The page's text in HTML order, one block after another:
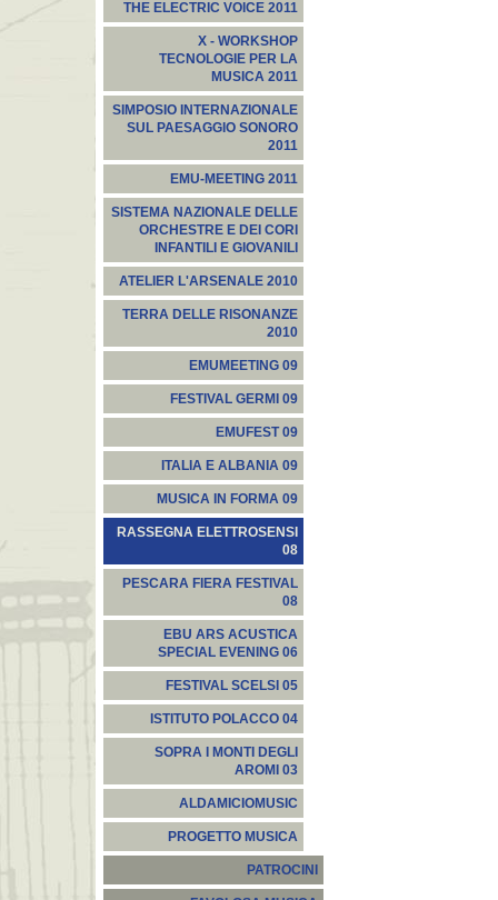
THE ELECTRIC VOICE 2011
X - WORKSHOP
TECNOLOGIE PER LA
MUSICA 2011
SIMPOSIO INTERNAZIONALE
SUL PAESAGGIO SONORO
2011
EMU-MEETING 2011
SISTEMA NAZIONALE DELLE
ORCHESTRE E DEI CORI
INFANTILI E GIOVANILI
ATELIER L'ARSENALE 2010
TERRA DELLE RISONANZE
2010
EMUMEETING 09
FESTIVAL GERMI 09
EMUFEST 09
ITALIA E ALBANIA 09
MUSICA IN FORMA 09
RASSEGNA ELETTROSENSI
08
PESCARA FIERA FESTIVAL
08
EBU ARS ACUSTICA
SPECIAL EVENING 06
FESTIVAL SCELSI 05
ISTITUTO POLACCO 04
SOPRA I MONTI DEGLI
AROMI 03
ALDAMICIOMUSIC
PROGETTO MUSICA
PATROCINI